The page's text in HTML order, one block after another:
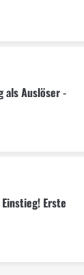
als Auslöser -
Erste